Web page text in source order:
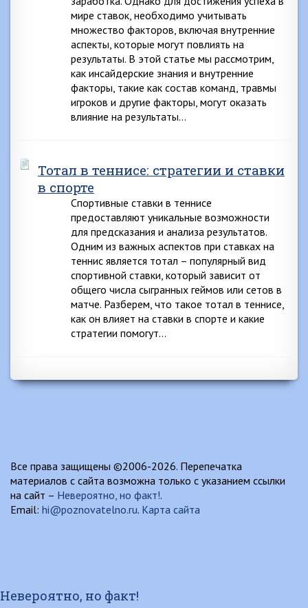
мире ставок, необходимо учитывать
множество факторов, включая внутренние
аспекты, которые могут повлиять на
результаты. В этой статье мы рассмотрим,
как инсайдерские знания и внутренние
факторы, такие как состав команд, травмы
игроков и другие факторы, могут оказать
влияние на результаты…
Тотал в теннисе: стратегии и ставки
в спорте
Спортивные ставки в теннисе
предоставляют уникальные возможности
для предсказания и анализа результатов.
Одним из важных аспектов при ставках на
теннис является тотал – популярный вид
спортивной ставки, который зависит от
общего числа сыгранных геймов или сетов в
матче. Разберем, что такое тотал в теннисе,
как он влияет на ставки в спорте и какие
стратегии помогут…
Все права защищены ©2006-2026. Перепечатка
материалов с сайта возможна только с указанием ссылки
на сайт – Невероятно, но факт!.
Email: hi@poznovatelno.ru. Карта сайта
Невероятно, но факт!